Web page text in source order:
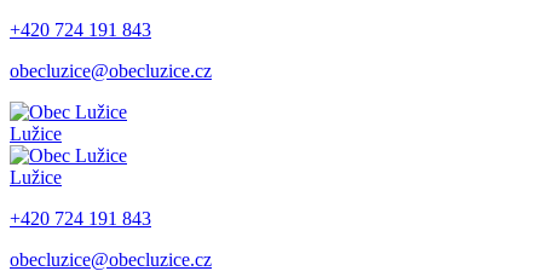
+420 724 191 843
obecluzice@obecluzice.cz
Lužice
Lužice
+420 724 191 843
obecluzice@obecluzice.cz